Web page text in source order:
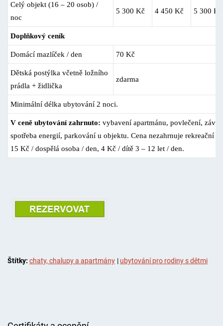
Celý objekt (16 – 20 osob) /
noc
5 300 Kč 4 450 Kč 5 300 Kč
Doplňkový ceník
Domácí mazlíček / den 70 Kč
Dětská postýlka včetně ložního
prádla + židlička
zdarma
Minimální délka ubytování 2 noci.
V ceně ubytování zahrnuto: vybavení apartmánu, povlečení,
spotřeba energií, parkování u objektu. Cena nezahrnuje rekreační
15 Kč / dospělá osoba / den, 4 Kč / dítě 3 – 12 let / den.
Štítky: chaty, chalupy a apartmány | ubytování pro rodiny s dětmi